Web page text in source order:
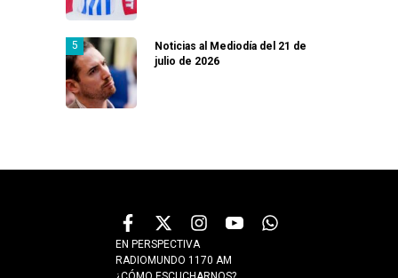
Noticias al Mediodía del 21 de
julio de 2026
EN PERSPECTIVA
RADIOMUNDO 1170 AM